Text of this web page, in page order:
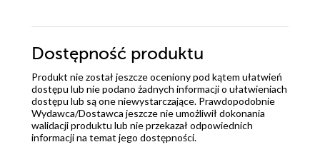
Dostępność produktu
Produkt nie został jeszcze oceniony pod kątem ułatwień
dostępu lub nie podano żadnych informacji o ułatwieniach
dostępu lub są one niewystarczające. Prawdopodobnie
Wydawca/Dostawca jeszcze nie umożliwił dokonania
walidacji produktu lub nie przekazał odpowiednich
informacji na temat jego dostępności.